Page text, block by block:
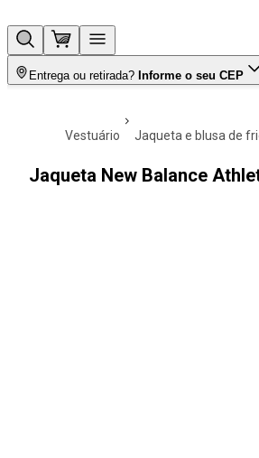
Entrega ou retirada? Informe o seu CEP
vestuário jaqueta e blusa de
Jaqueta New Balance